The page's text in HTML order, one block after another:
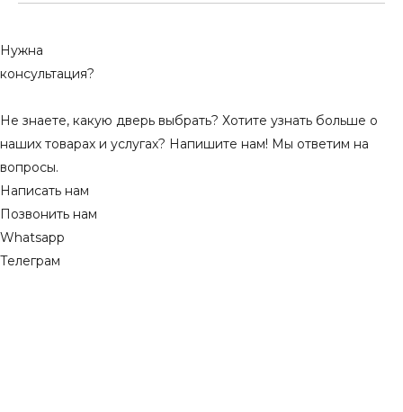
Нужна
консультация?
Не знаете, какую дверь выбрать? Хотите узнать больше о
наших товарах и услугах? Напишите нам! Мы ответим на
вопросы.
Написать нам
Позвонить нам
Whatsapp
Телеграм